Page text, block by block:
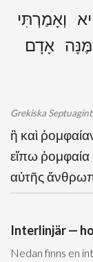
וְאָמַרְתִּי
אָדָם
Grekiska
ἢ καὶ
εἴπω ῥομφαία
αὐτῆς
Interlinjär —
Nedan finns en